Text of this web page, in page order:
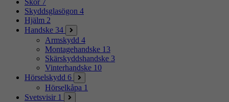
Skor 7
Skyddsglasögon 4
Hjälm 2
Handske 34
Armskydd 4
Montagehandske 13
Skärskyddshandske 3
Vinterhandske 10
Hörselskydd 6
Hörselkåpa 1
Svetsvisir 1